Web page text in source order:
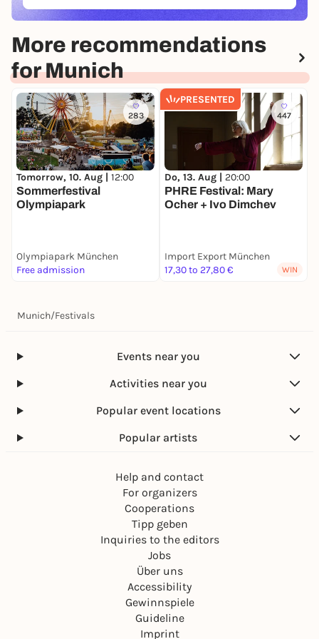
More recommendations
for Munich
283
Tomorrow, 10. Aug | 12:00
Sommerfestival
Olympiapark
Olympiapark München
Free admission
PRESENTED
447
Do, 13. Aug | 20:00
PHRE Festival: Mary
Ocher + Ivo Dimchev
Import Export München
17,30 to 27,80 €
WIN
Munich/Festivals
Events near you
Activities near you
Popular event locations
Popular artists
Help and contact
For organizers
Cooperations
Tipp geben
Inquiries to the editors
Jobs
Über uns
Accessibility
Gewinnspiele
Guideline
Imprint